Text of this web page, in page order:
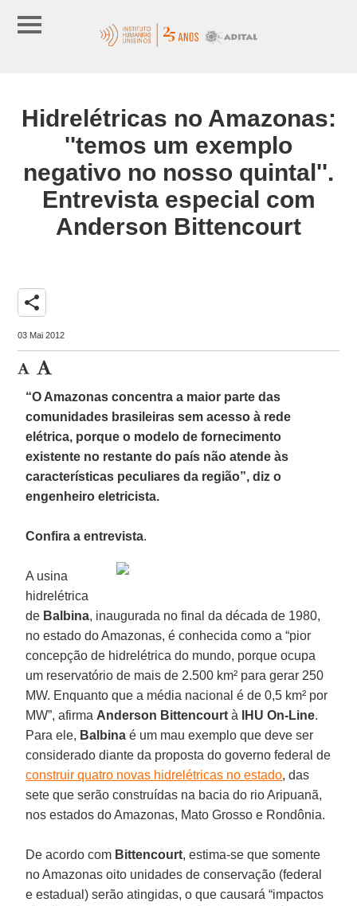
Hidrelétricas no Amazonas:
''temos um exemplo
negativo no nosso quintal''.
Entrevista especial com
Anderson Bittencourt
share
03 Mai 2012
“O Amazonas concentra a maior parte das
comunidades brasileiras sem acesso à rede
elétrica, porque o modelo de fornecimento
existente no restante do país não atende às
características peculiares da região”, diz o
engenheiro eletricista.
Confira a entrevista.
A usina
hidrelétrica
de Balbina, inaugurada no final da década de 1980,
no estado do Amazonas, é conhecida como a “pior
concepção de hidrelétrica do mundo, porque ocupa
um reservatório de mais de 2.500 km² para gerar 250
MW. Enquanto que a média nacional é de 0,5 km² por
MW”, afirma Anderson Bittencourt à IHU On-Line.
Para ele, Balbinaé um mau exemplo que deve ser
considerado diante da proposta do governo federal de
construir quatro novas hidrelétricas no estado, das
sete que serão construídas na bacia do rio Aripuanã,
nos estados do Amazonas, Mato Grosso e Rondônia.
De acordo com Bittencourt, estima-se que somente
no Amazonas oito unidades de conservação (federal
e estadual) serão atingidas, o que causará “impactos